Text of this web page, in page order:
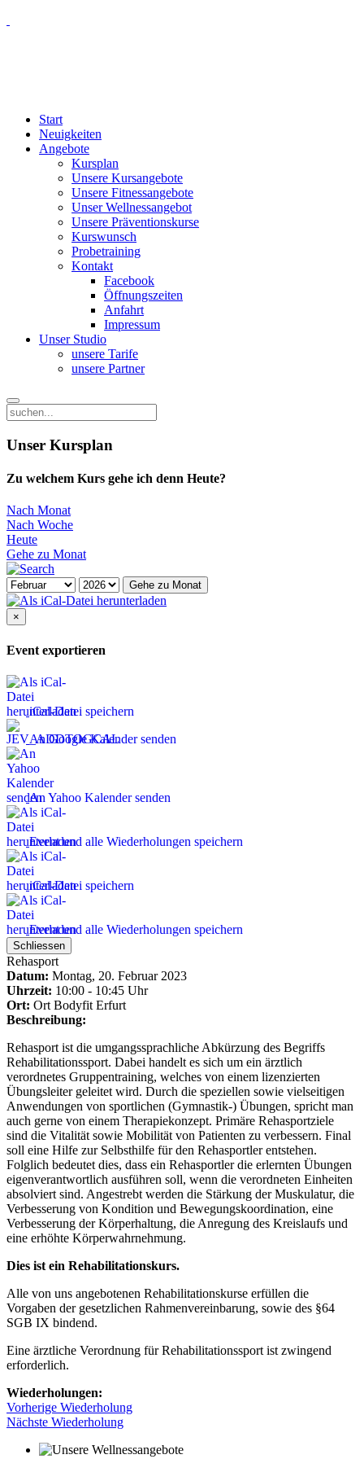
Start
Neuigkeiten
Angebote
Kursplan
Unsere Kursangebote
Unsere Fitnessangebote
Unser Wellnessangebot
Unsere Präventionskurse
Kurswunsch
Probetraining
Kontakt
Facebook
Öffnungszeiten
Anfahrt
Impressum
Unser Studio
unsere Tarife
unsere Partner
Unser Kursplan
Zu welchem Kurs gehe ich denn Heute?
Nach Monat
Nach Woche
Heute
Gehe zu Monat
Gehe zu Monat
×
Event exportieren
iCal-Datei speichern
An Google Kalender senden
An Yahoo Kalender senden
Event und alle Wiederholungen speichern
iCal-Datei speichern
Event und alle Wiederholungen speichern
Schliessen
Rehasport
Datum: Montag, 20. Februar 2023
Uhrzeit: 10:00 - 10:45 Uhr
Ort: Ort Bodyfit Erfurt
Beschreibung:
Rehasport ist die umgangssprachliche Abkürzung des Begriffs
Rehabilitationssport. Dabei handelt es sich um ein ärztlich
verordnetes Gruppentraining, welches von einem lizenzierten
Übungsleiter geleitet wird. Durch die speziellen sowie vielseitigen
Anwendungen von sportlichen (Gymnastik-) Übungen, spricht man
auch gerne von einem Therapiekonzept. Primäre Rehasportziele
sind die Vitalität sowie Mobilität von Patienten zu verbessern. Final
soll eine Hilfe zur Selbsthilfe für den Rehasportler entstehen.
Folglich bedeutet dies, dass ein Rehasportler die erlernten Übungen
eigenverantwortlich ausführen soll, wenn die verordneten Einheiten
absolviert sind. Angestrebt werden die Stärkung der Muskulatur, die
Verbesserung von Kondition und Bewegungskoordination, eine
Verbesserung der Körperhaltung, die Anregung des Kreislaufs und
eine erhöhte Körperwahrnehmung.
Dies ist ein Rehabilitationskurs.
Alle von uns angebotenen Rehabilitationskurse erfüllen die
Vorgaben der gesetzlichen Rahmenvereinbarung, sowie des §64
SGB IX bindend.
Eine ärztliche Verordnung für Rehabilitationssport ist zwingend
erforderlich.
Wiederholungen:
Vorherige Wiederholung
Nächste Wiederholung